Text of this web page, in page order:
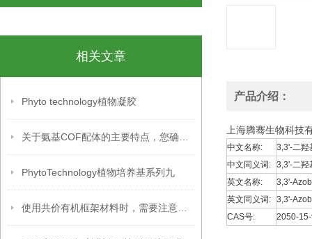
相关文章
Phyto technology植物凝胶
PhytoTechnology植物培养基系列九
产品介绍：
上海腾骞生物科技
中文名称:
3,3'-二羟
中文同义词: 3,3'-二羟
英文名称:
3,3'-
英文同义词: 3,3'-
CAS号:
2050-